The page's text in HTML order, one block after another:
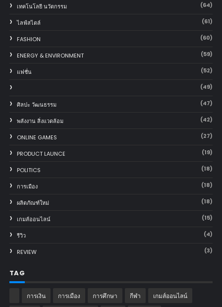
เทคโนโลยี นวัตกรรม (64)
ไลฟ์สไตล์ (61)
FASHION (60)
ENERGY & ENVIRONMENT (59)
แฟชั่น (52)
(49)
ศิลปะ วัฒนธรรม (47)
พลังงาน สิ่งแวดล้อม (42)
ONLINE GAMES (27)
PRODUCT LAUNCE (19)
POLITICS (18)
การเมือง (18)
ผลิตภัณฑ์ใหม่ (18)
เกมส์ออนไลน์ (15)
รีวิว (4)
REVIEW (3)
TAG
การเงิน การเมือง การศึกษา กีฬา เกมส์ออนไลน์